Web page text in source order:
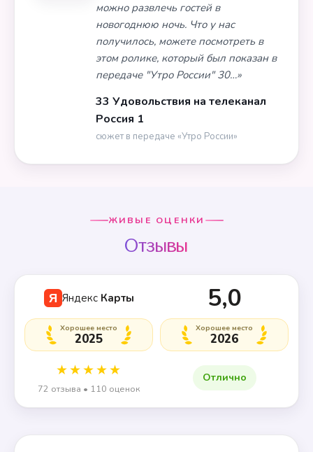
можно развлечь гостей в
новогоднюю ночь. Что у нас
получилось, можете посмотреть в
этом ролике, который был показан в
передаче "Утро России" 30…»
33 Удовольствия на телеканал
Россия 1
сюжет в передаче «Утро России»
ЖИВЫЕ ОЦЕНКИ
Отзывы
Я Яндекс Карты 5,0
★★★★★
72 отзыва • 110 оценок
Хорошее место
2025
Хорошее место
2026
Отлично